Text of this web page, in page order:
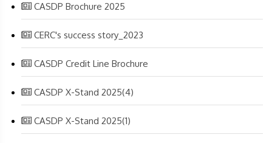
CASDP Brochure 2025
CERC's success story_2023
CASDP Credit Line Brochure
CASDP X-Stand 2025(4)
CASDP X-Stand 2025(1)